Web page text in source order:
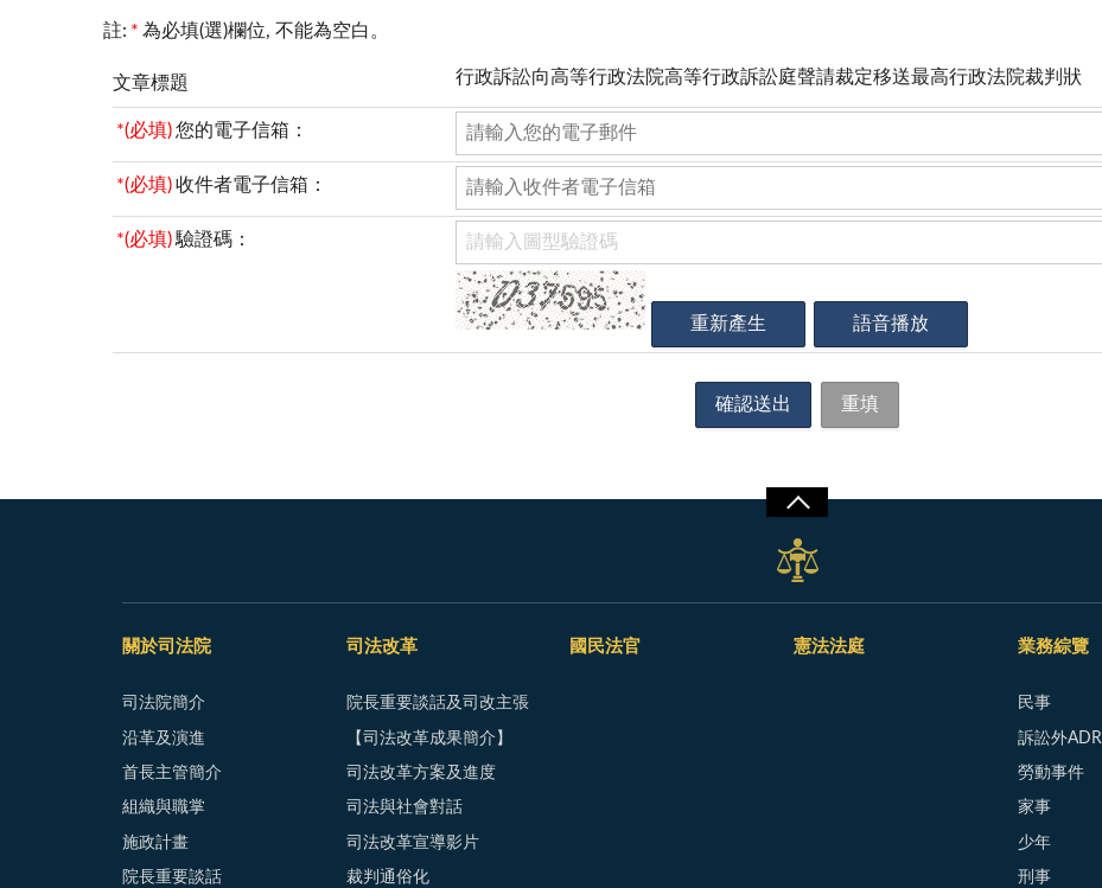
註: * 為必填(選)欄位, 不能為空白。
文章標題 行政訴訟向高等行政法院高等行政訴訟庭聲請裁定移送最高行政法院裁判狀
*(必填) 您的電子信箱：
*(必填) 收件者電子信箱：
*(必填) 驗證碼：
關於司法院
司法院簡介
沿革及演進
首長主管簡介
組織與職掌
施政計畫
院長重要談話
司法改革
院長重要談話及司改主張
【司法改革成果簡介】
司法改革方案及進度
司法與社會對話
司法改革宣導影片
裁判通俗化
國民法官 憲法法庭 業務綜覽
民事
訴訟外ADR
勞動事件
家事
少年
刑事